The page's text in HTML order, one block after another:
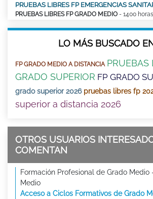
PRUEBAS LIBRES FP EMERGENCIAS
PRUEBAS LIBRES FP GRADO MEDIO - 1400 horas
LO MÁS BUSCADO
FP GRADO MEDIO A DISTANCIA PRUEBAS
GRADO SUPERIOR FP GRADO
grado superior 2026 pruebas libres fp
superior a distancia 2026
OTROS USUARIOS
COMENTAN
Formación Profesional de Grado Medio
Medio
Acceso a Ciclos Formativos de Grado